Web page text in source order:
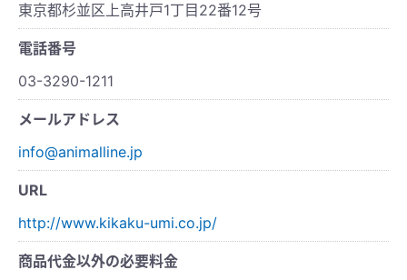
東京都杉並区上高井戸1丁目22番12号
電話番号
03-3290-1211
メールアドレス
info@animalline.jp
URL
http://www.kikaku-umi.co.jp/
商品代金以外の必要料金